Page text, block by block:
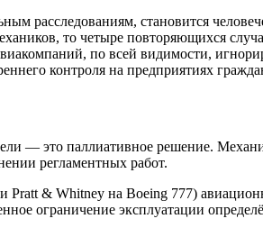
расследованиям, становится
то четыре повторяющихся
по всей видимости,
контроля на предприятиях
— это паллиативное решение.
регламентных работ.
& Whitney на Boeing 777)
ограничение эксплуатации